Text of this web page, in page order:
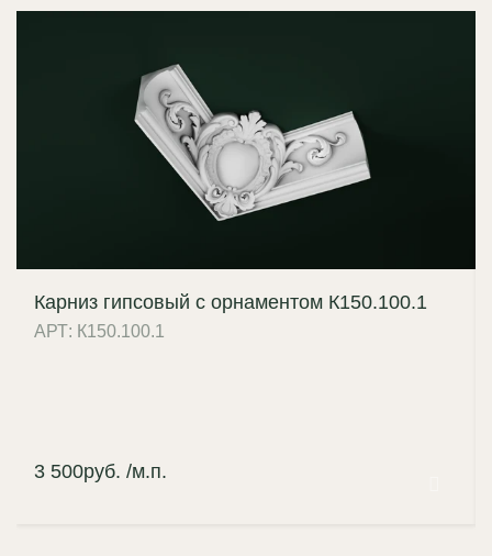
Карниз гипсовый с орнаментом К150.100.1
АРТ: К150.100.1
3 500руб. /м.п.